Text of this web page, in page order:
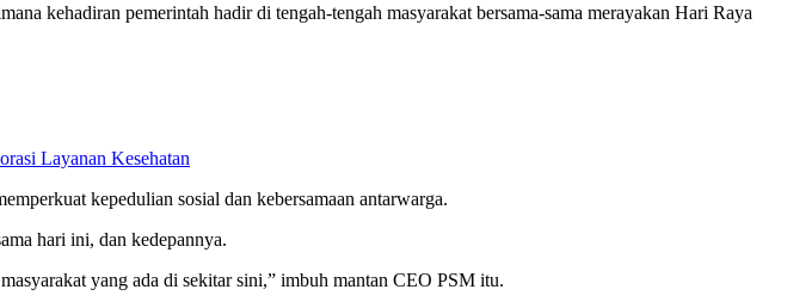
kehadiran pemerintah hadir di tengah-tengah masyarakat bersama-sama merayakan Hari Raya
Layanan Kesehatan
kepedulian sosial dan kebersamaan antarwarga.
hari ini, dan kedepannya.
yang ada di sekitar sini,” imbuh mantan CEO PSM itu.